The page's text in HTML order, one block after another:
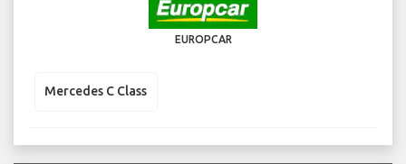
EUROPCAR
Mercedes C Class